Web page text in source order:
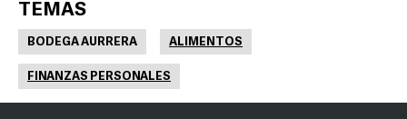
TEMAS
BODEGA AURRERA ALIMENTOS
FINANZAS PERSONALES